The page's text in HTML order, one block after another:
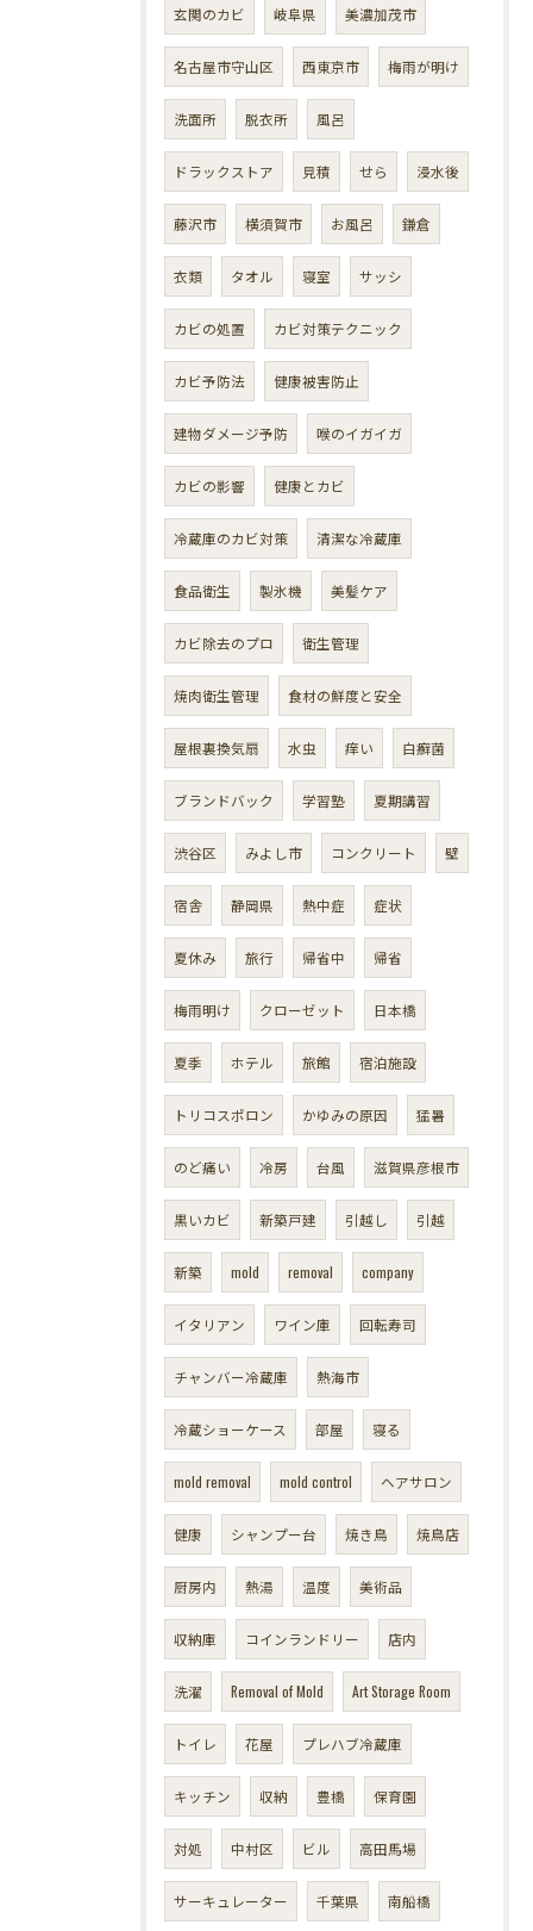
玄関のカビ 岐阜県 美濃加茂市
名古屋市守山区 西東京市 梅雨が明け
洗面所 脱衣所 風呂
ドラックストア 見積 せら 浸水後
藤沢市 横須賀市 お風呂 鎌倉
衣類 タオル 寝室 サッシ
カビの処置 カビ対策テクニック
カビ予防法 健康被害防止
建物ダメージ予防 喉のイガイガ
カビの影響 健康とカビ
冷蔵庫のカビ対策 清潔な冷蔵庫
食品衛生 製氷機 美髪ケア
カビ除去のプロ 衛生管理
焼肉衛生管理 食材の鮮度と安全
屋根裏換気扇 水虫 痒い 白癬菌
ブランドバック 学習塾 夏期講習
渋谷区 みよし市 コンクリート 壁
宿舎 静岡県 熱中症 症状
夏休み 旅行 帰省中 帰省
梅雨明け クローゼット 日本橋
夏季 ホテル 旅館 宿泊施設
トリコスポロン かゆみの原因 猛暑
のど痛い 冷房 台風 滋賀県彦根市
黒いカビ 新築戸建 引越し 引越
新築 mold removal company
イタリアン ワイン庫 回転寿司
チャンバー冷蔵庫 熱海市
冷蔵ショーケース 部屋 寝る
mold removal mold control ヘアサロン
健康 シャンプー台 焼き鳥 焼鳥店
厨房内 熱湯 温度 美術品
収納庫 コインランドリー 店内
洗濯 Removal of Mold Art Storage Room
トイレ 花屋 プレハブ冷蔵庫
キッチン 収納 豊橋 保育園
対処 中村区 ビル 高田馬場
サーキュレーター 千葉県 南船橋